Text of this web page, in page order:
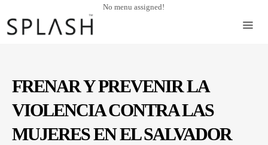
No menu assigned!
FRENAR Y PREVENIR LA
VIOLENCIA CONTRA LAS
MUJERES EN EL SALVADOR